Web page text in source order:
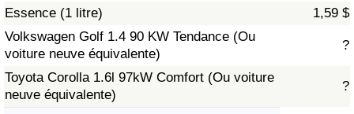
Essence (1 litre)
1,59 $
Volkswagen Golf 1.4 90 KW Tendance (Ou
voiture neuve équivalente)
?
Toyota Corolla 1.6l 97kW Comfort (Ou voiture
neuve équivalente)
?